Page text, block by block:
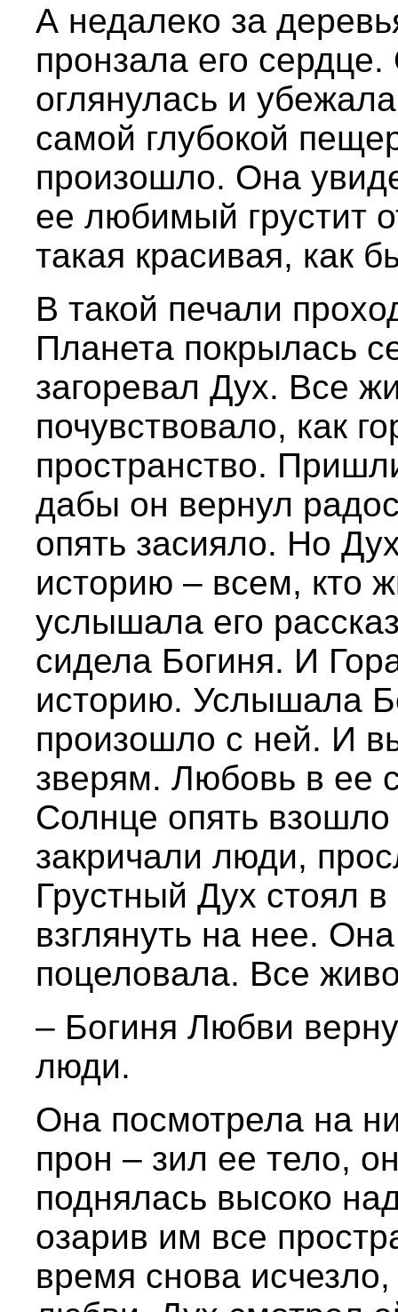
А недалеко за
пронзала его
оглянулась и
самой глубокой
произошло. Она
ее любимый грустит
такая красивая, как
В такой печали
Планета покрылась
загоревал Дух. Все
почувствовало, как
пространство.
дабы он вернул
опять засияло. Но
историю – всем, кто
услышала его
сидела Богиня. И
историю. Услышала
произошло с ней. И
зверям. Любовь в ее
Солнце опять
закричали люди,
Грустный Дух стоял
взглянуть на нее.
поцеловала. Все
– Богиня Любви
люди.
Она посмотрела на
прон – зил ее тело,
поднялась высоко
озарив им все
время снова